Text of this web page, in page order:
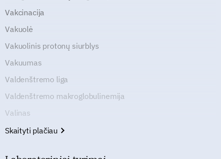
Vakcinacija
Vakuolė
Vakuolinis protonų siurblys
Vakuumas
Valdenštremo liga
Valdenštremo makroglobulinemija
Valinas
Skaityti plačiau